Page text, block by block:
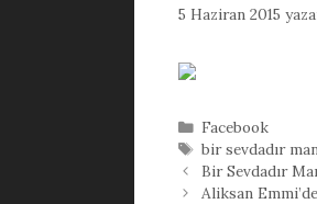
5 Haziran 2015
Kategoriler
Facebook
Etiketler
bir sevdadır
Bir Sevdadır
Aliksan